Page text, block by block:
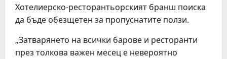
Хотелиерско-ресторантьорският бранш поиска
да бъде обезщетен за пропуснатите ползи.
„Затварянето на всички барове и ресторанти
през толкова важен месец е невероятно